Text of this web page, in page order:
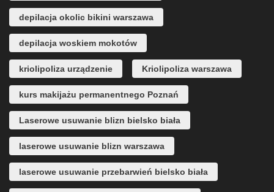
depilacja okolic bikini warszawa
depilacja woskiem mokotów
kriolipoliza urządzenie Kriolipoliza warszawa
kurs makijażu permanentnego Poznań
Laserowe usuwanie blizn bielsko biała
laserowe usuwanie blizn warszawa
laserowe usuwanie przebarwień bielsko biała